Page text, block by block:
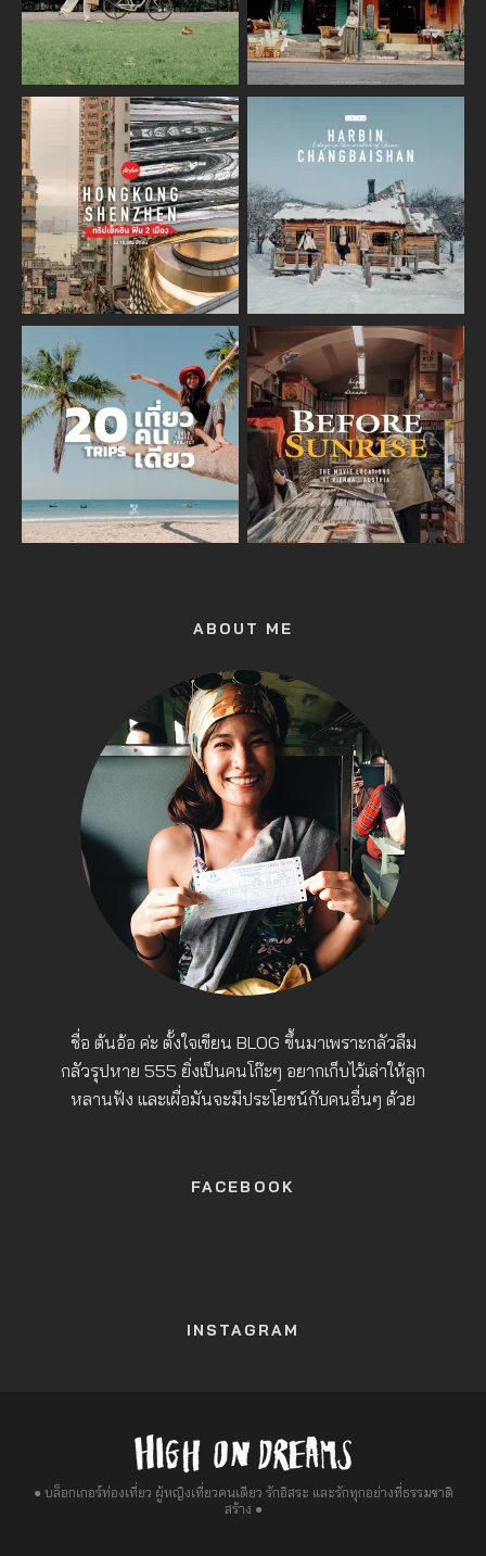
ABOUT ME
ชื่อ ต้นอ้อ ค่ะ ตั้งใจเขียน BLOG ขึ้นมาเพราะกลัวลืม
กลัวรุปหาย 555 ยิ่งเป็นคนโก๊ะๆ อยากเก็บไว้เล่าให้ลูก
หลานฟัง และเผื่อมันจะมีประโยชน์กับคนอื่นๆ ด้วย
FACEBOOK
INSTAGRAM
● บล็อกเกอร์ท่องเที่ยว ผู้หญิงเที่ยวคนเดียว รักอิสระ และรักทุกอย่างที่ธรรมชาติ
สร้าง ●